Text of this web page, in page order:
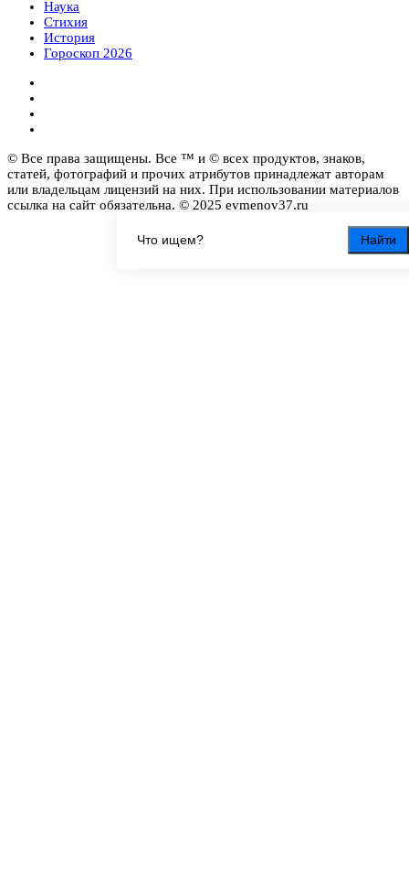
Найти
Наука
Стихия
История
Гороскоп 2026
© Все права защищены. Все ™ и © всех продуктов, знаков,
статей, фотографий и прочих атрибутов принадлежат авторам
или владельцам лицензий на них. При использовании материалов
ссылка на сайт обязательна. © 2025 evmenov37.ru